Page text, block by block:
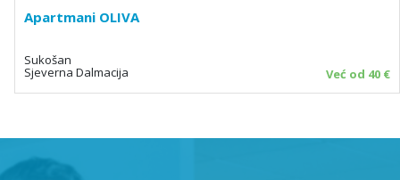
Apartmani OLIVA
Sukošan
Sjeverna Dalmacija Već od 40 €